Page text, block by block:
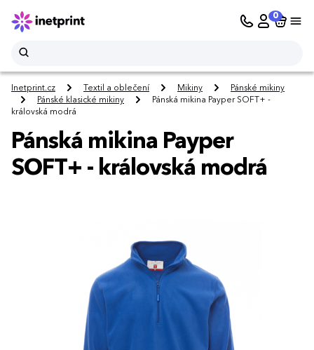
0
Inetprint.cz Textil a oblečení Mikiny
Pánské mikiny
Pánské klasické mikiny
Pánská mikina Payper SOFT+ -
královská modrá
Pánská mikina Payper
SOFT+ - královská modrá